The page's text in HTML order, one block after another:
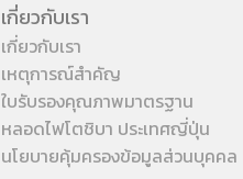
เกี่ยวกับเรา
เกี่ยวกับเรา
เหตุการณ์สำคัญ
ใบรับรองคุณภาพมาตรฐาน
หลอดไฟโตชิบา ประเทศญี่ปุ่น
นโยบายคุ้มครองข้อมูลส่วนบุคคล